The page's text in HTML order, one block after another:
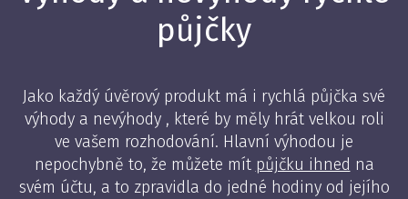
půjčky
Jako každý úvěrový produkt má i rychlá půjčka své
výhody a nevýhody , které by měly hrát velkou roli
ve vašem rozhodování. Hlavní výhodou je
nepochybně to, že můžete mít půjčku ihned na
svém účtu, a to zpravidla do jedné hodiny od jejího